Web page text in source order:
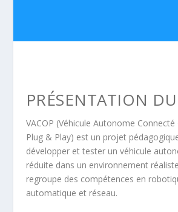
PRÉSENTATION
VACOP (Véhicule Autonome
Plug & Play) est un projet
développer et tester un véhicule
réduite dans un environnement
regroupe des compétences en
automatique et réseau.